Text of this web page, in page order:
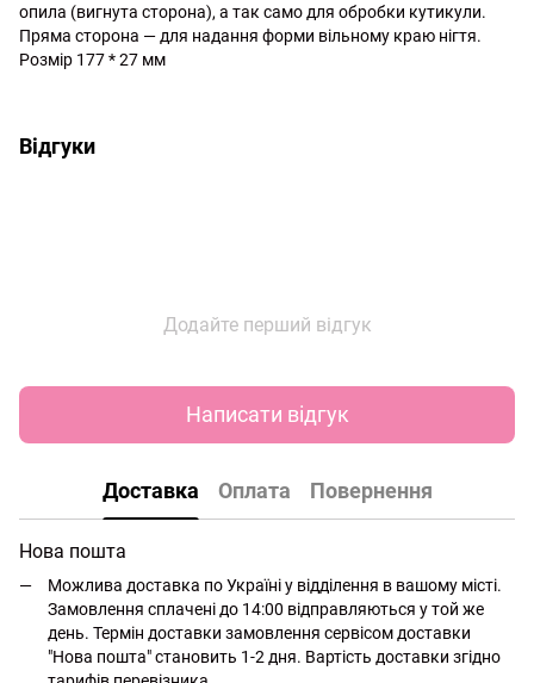
опила (вигнута сторона), а так само для обробки кутикули.
Пряма сторона — для надання форми вільному краю нігтя.
Розмір 177 * 27 мм
Відгуки
Додайте перший відгук
Написати відгук
Доставка Оплата Повернення
Нова пошта
Можлива доставка по Україні у відділення в вашому місті.
Замовлення сплачені до 14:00 відправляються у той же
день. Термін доставки замовлення сервісом доставки
"Нова пошта" становить 1-2 дня. Вартість доставки згідно